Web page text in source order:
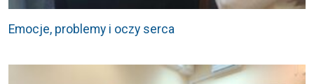
Emocje, problemy i oczy serca